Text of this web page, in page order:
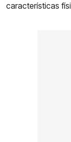
características